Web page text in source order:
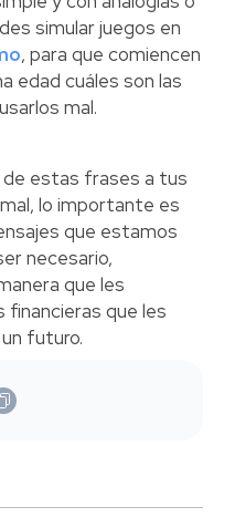
simular juegos en
, para que comiencen
edad cuáles son las
mal.
de estas frases a tus
lo importante es
que estamos
necesario,
que les
financieras que les
futuro.